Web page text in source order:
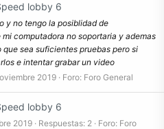
lobby 6
y no tengo la posiblidad de
computadora no soportaria y ademas
sea suficientes pruebas pero si
e intentar grabar un video
2019 Foro: Foro General
lobby 6
2019 Respuestas: 2 Foro: Foro